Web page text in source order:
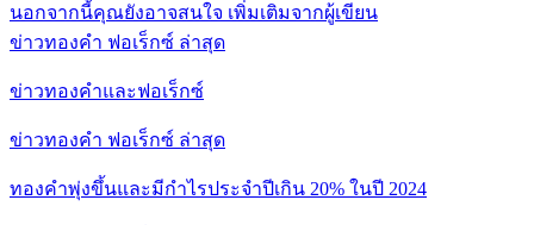
นอกจากนี้คุณยังอาจสนใจ เพิ่มเติมจากผู้เขียน
ข่าวทองคำ ฟอเร็กซ์ ล่าสุด
ข่าวทองคำและฟอเร็กซ์
ข่าวทองคำ ฟอเร็กซ์ ล่าสุด
ทองคำพุ่งขึ้นและมีกำไรประจำปีเกิน 20% ในปี 2024